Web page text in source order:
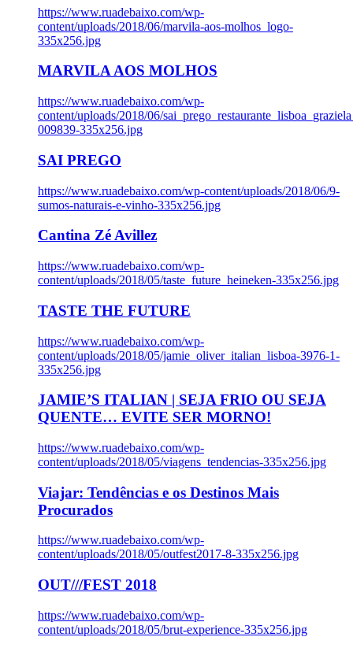
https://www.ruadebaixo.com/wp-
content/uploads/2018/06/marvila-aos-molhos_logo-
335x256.jpg
MARVILA AOS MOLHOS
https://www.ruadebaixo.com/wp-
content/uploads/2018/06/
009839-335x256.jpg
SAI PREGO
https://www.ruadebaixo.com/wp-content/uploads/2018/06/9-
sumos-naturais-e-vinho-335x256.jpg
Cantina Zé Avillez
https://www.ruadebaixo.com/wp-
content/uploads/2018/05/taste_future_heineken-335x256.jpg
TASTE THE FUTURE
https://www.ruadebaixo.com/wp-
content/uploads/2018/05/jamie_oliver_italian_lisboa-3976-1-
335x256.jpg
JAMIE’S ITALIAN | SEJA FRIO OU SEJA
QUENTE… EVITE SER MORNO!
https://www.ruadebaixo.com/wp-
content/uploads/2018/05/viagens_tendencias-335x256.jpg
Viajar: Tendências e os Destinos Mais
Procurados
https://www.ruadebaixo.com/wp-
content/uploads/2018/05/outfest2017-8-335x256.jpg
OUT///FEST 2018
https://www.ruadebaixo.com/wp-
content/uploads/2018/05/brut-experience-335x256.jpg